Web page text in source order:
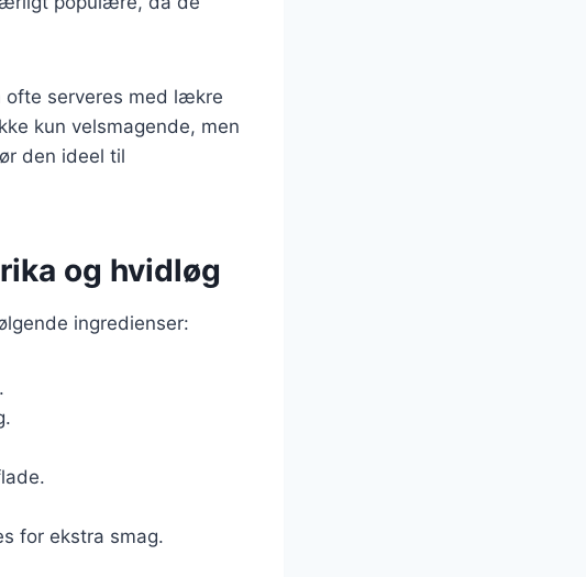
ofte serveres med lækre
kun velsmagende, men
den ideel til
og hvidløg
ingredienser:
for ekstra smag.